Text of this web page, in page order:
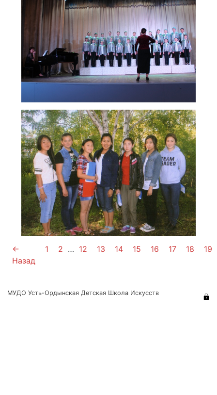
←
Назад
1 2 … 12 13 14 15 16 17 18 19
МУДО Усть-Ордынская Детская Школа Искусств